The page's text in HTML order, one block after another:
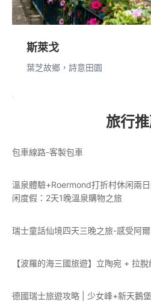
斯萊戈
葉芝故鄉，詩意田園
旅行
包車線路-客製包車
溫泉體驗+Roermond打折村休闲兩
闲度假：2天1晚溫泉購物之旅
瑞士童話仙境四天三晚之旅-感受阿
【波羅的海三國旅遊】立陶宛 + 拉
德國瑞士旅遊攻略 | 少女峰+新天鵝